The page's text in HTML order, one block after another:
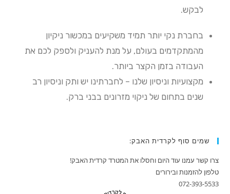
לבקש.
בחברת נקי יותר תמיד משקיעים במכשור ניקיון
מהמתקדמים בעולם, על מנת להעניק ולספק לכם את
העבודה בזמן הקצר ביותר.
מקצועיות וניסיון שלנו – לחברתינו יש ותק וניסיון רב
שנים בתחום של ניקוי מזרונים בבני ברק.
שמים סוף לקרדית האבק:
צרו קשר עמנו עוד היום וחסלו את המטרד קרדית האבק!
טלפון להזמנות ובירורים
072-393-5533